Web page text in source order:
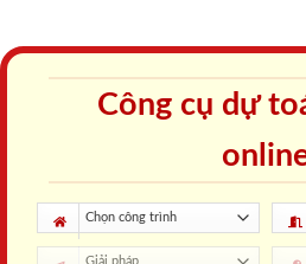
Công cụ dự